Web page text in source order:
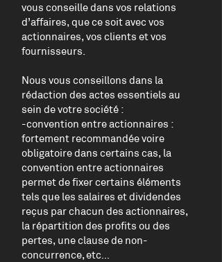
vous conseille dans vos relations
d’affaires, que ce soit avec vos
actionnaires, vos clients et vos
fournisseurs.
Nous vous conseillons dans la
rédaction des actes essentiels au
sein de votre société :
-convention entre actionnaires :
fortement recommandée voire
obligatoire dans certains cas, la
convention entre actionnaires
permet de fixer certains éléments
tels que les salaires et dividendes
reçus par chacun des actionnaires,
la répartition des profits ou des
pertes, une clause de non-
concurrence, etc…